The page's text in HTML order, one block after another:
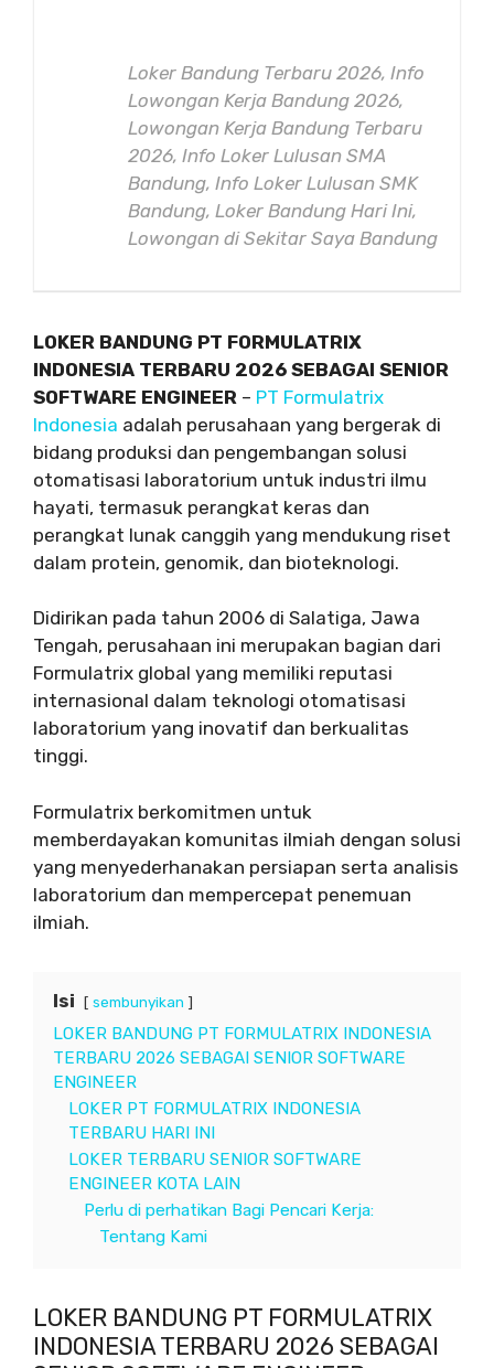
Loker Bandung Terbaru 2026, Info
Lowongan Kerja Bandung 2026,
Lowongan Kerja Bandung Terbaru
2026, Info Loker Lulusan SMA
Bandung, Info Loker Lulusan SMK
Bandung, Loker Bandung Hari Ini,
Lowongan di Sekitar Saya Bandung
LOKER BANDUNG PT FORMULATRIX
INDONESIA TERBARU 2026 SEBAGAI SENIOR
SOFTWARE ENGINEER – PT Formulatrix
Indonesia adalah perusahaan yang bergerak di
bidang produksi dan pengembangan solusi
otomatisasi laboratorium untuk industri ilmu
hayati, termasuk perangkat keras dan
perangkat lunak canggih yang mendukung riset
dalam protein, genomik, dan bioteknologi.
Didirikan pada tahun 2006 di Salatiga, Jawa
Tengah, perusahaan ini merupakan bagian dari
Formulatrix global yang memiliki reputasi
internasional dalam teknologi otomatisasi
laboratorium yang inovatif dan berkualitas
tinggi.
Formulatrix berkomitmen untuk
memberdayakan komunitas ilmiah dengan solusi
yang menyederhanakan persiapan serta analisis
laboratorium dan mempercepat penemuan
ilmiah.
Isi sembunyikan
LOKER BANDUNG PT FORMULATRIX INDONESIA
TERBARU 2026 SEBAGAI SENIOR SOFTWARE
ENGINEER
LOKER PT FORMULATRIX INDONESIA
TERBARU HARI INI
LOKER TERBARU SENIOR SOFTWARE
ENGINEER KOTA LAIN
Perlu di perhatikan Bagi Pencari Kerja:
Tentang Kami
LOKER BANDUNG PT FORMULATRIX
INDONESIA TERBARU 2026 SEBAGAI